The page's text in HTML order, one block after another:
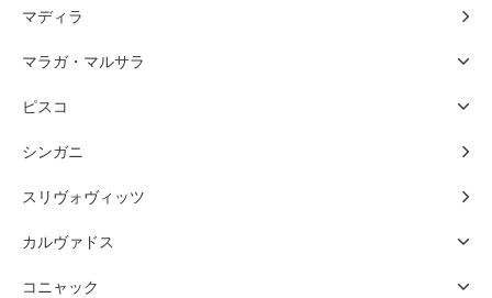
マディラ
マラガ・マルサラ
ピスコ
シンガニ
スリヴォヴィッツ
カルヴァドス
コニャック